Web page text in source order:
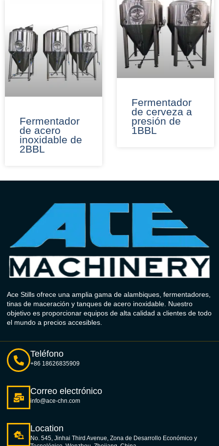
Fermentador
de acero
inoxidable de
2BBL
Fermentador
de cerveza a
presión de
1BBL
Ace Stills ofrece una amplia gama de alambiques, fermentadores,
tinas de maceración y tanques de acero inoxidable. Nuestro
objetivo es proporcionar equipos de alta calidad a clientes de todo
el mundo a precios accesibles.
Teléfono
+86 18626835909
Correo electrónico
info@ace-chn.com
Location
No. 545, Jinhai Third Avenue, Zona de Desarrollo Económico y